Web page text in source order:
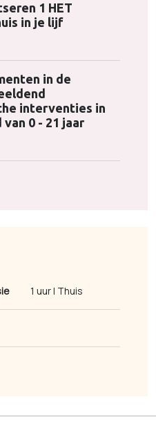
1 HET
in je lijf
in de
interventies in
0 - 21 jaar
1 uur | Thuis